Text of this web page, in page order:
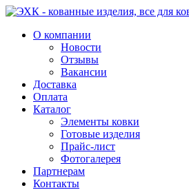
О компании
Новости
Отзывы
Вакансии
Доставка
Оплата
Каталог
Элементы ковки
Готовые изделия
Прайс-лист
Фотогалерея
Партнерам
Контакты